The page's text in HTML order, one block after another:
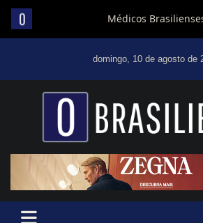
domingo, 10 de agosto de
Um diário de notícias que